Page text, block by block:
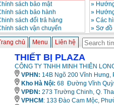
sách bảo mật
sách bảo hành
sách đổi trả hàng
sách vận chuyển
»
»
» Các
» Sơ
chủ Menu Liên hệ
THIẾT BỊ PLAZA
CÔNG TY TNHH MINH THIÊN
VPHN: 14B Ngõ 200 Vĩnh Hưng,
Kho Hà Nội: 68 Đường Vĩnh
VPĐN: 273 Trường Chinh, Q.
VPHCM : 133 Đào Cam Mộc,